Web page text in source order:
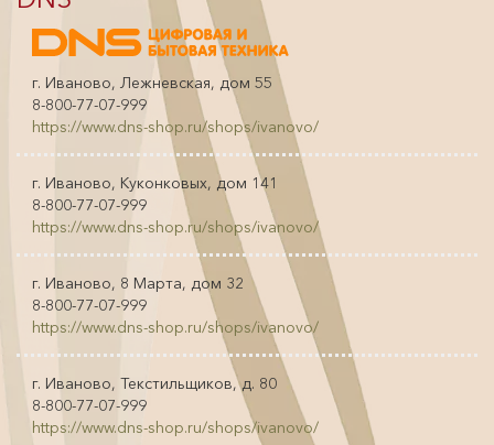
г. Иваново, Лежневская, дом 55
8-800-77-07-999
https://www.dns-shop.ru/shops/ivanovo/
г. Иваново, Куконковых, дом 141
8-800-77-07-999
https://www.dns-shop.ru/shops/ivanovo/
г. Иваново, 8 Марта, дом 32
8-800-77-07-999
https://www.dns-shop.ru/shops/ivanovo/
г. Иваново, Текстильщиков, д. 80
8-800-77-07-999
https://www.dns-shop.ru/shops/ivanovo/